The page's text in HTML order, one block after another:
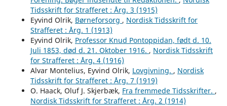
Tidsskrift for Strafferet : Årg. 3 (1915)
Eyvind Olrik, Børneforsorg , Nordisk Tidsskrift for
Strafferet : Årg. 1 (1913)
Eyvind Olrik, Professor Knud Pontoppidan, født d. 10.
Juli 1853, død d. 21. Oktober 1916. , Nordisk Tidsskrift
for Strafferet : Årg. 4 (1916)
Alvar Montelius, Eyvind Olrik, Lovgivning. , Nordisk
Tidsskrift for Strafferet : Årg. 7 (1919)
O. Haack, Oluf J. Skjerbæk, Fra fremmede Tidsskrifter. ,
Nordisk Tidsskrift for Strafferet : Årg. 2 (1914)